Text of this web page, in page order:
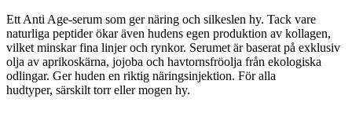
Ett Anti Age-serum som ger näring och silkeslen hy. Tack vare
naturliga peptider ökar även hudens egen produktion av kollagen,
vilket minskar fina linjer och rynkor. Serumet är baserat på exklusiv
olja av aprikoskärna, jojoba och havtornsfröolja från ekologiska
odlingar. Ger huden en riktig näringsinjektion. För alla
hudtyper, särskilt torr eller mogen hy.